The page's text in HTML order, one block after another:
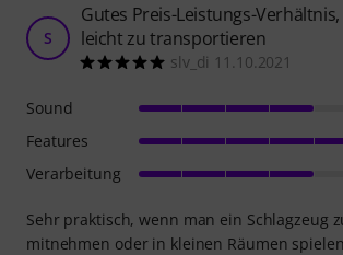
S
Gutes Preis-Leistungs-
leicht zu transportieren
slv_di 11.10.2021
Sehr praktisch, wenn man ein Schlagzeug
mitnehmen oder in kleinen Räumen
Sound
Features
Verarbeitung